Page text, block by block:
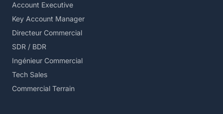
Account Executive
Key Account Manager
Directeur Commercial
SDR / BDR
Ingénieur Commercial
Tech Sales
Commercial Terrain